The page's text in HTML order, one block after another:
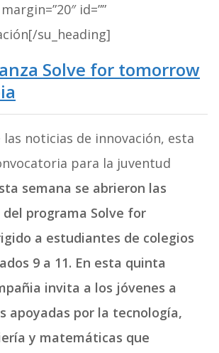
id=””
su_heading]
Solve for tomorrow
las noticias de innovación, esta
para la juventud
semana se abrieron las
programa Solve for
a estudiantes de colegios
9 a 11. En esta quinta
invita a los jóvenes a
apoyadas por la tecnología,
y matemáticas que